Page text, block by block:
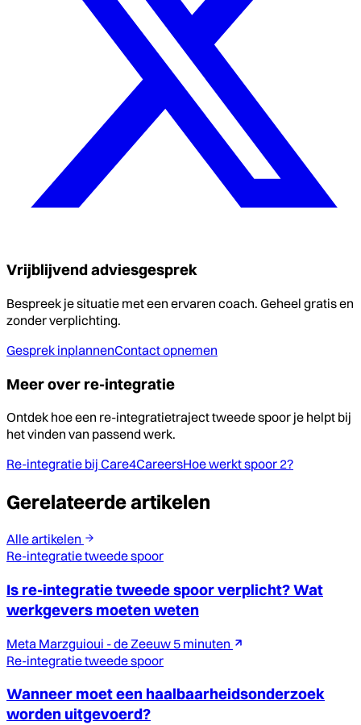
Vrijblijvend adviesgesprek
Bespreek je situatie met een ervaren coach. Geheel gratis en
zonder verplichting.
Gesprek inplannenContact opnemen
Meer over re-integratie
Ontdek hoe een re-integratietraject tweede spoor je helpt bij
het vinden van passend werk.
Re-integratie bij Care4CareersHoe werkt spoor 2?
Gerelateerde artikelen
Alle artikelen
Re-integratie tweede spoor
Is re-integratie tweede spoor verplicht? Wat
werkgevers moeten weten
Meta Marzguioui - de Zeeuw 5 minuten
Re-integratie tweede spoor
Wanneer moet een haalbaarheidsonderzoek
worden uitgevoerd?